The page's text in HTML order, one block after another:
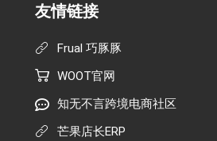
友情链接
Frual 巧豚豚
WOOT官网
知无不言跨境电商社区
芒果店长ERP